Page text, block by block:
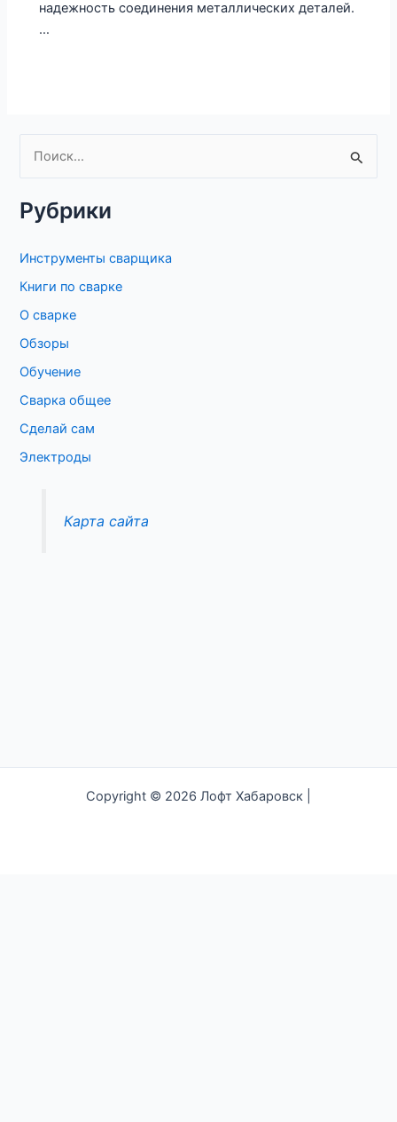
надежность соединения металлических деталей.
…
и
к
:
Рубрики
Инструменты сварщика
Книги по сварке
О сварке
Обзоры
Обучение
Сварка общее
Сделай сам
Электроды
Карта сайта
Copyright © 2026 Лофт Хабаровск |